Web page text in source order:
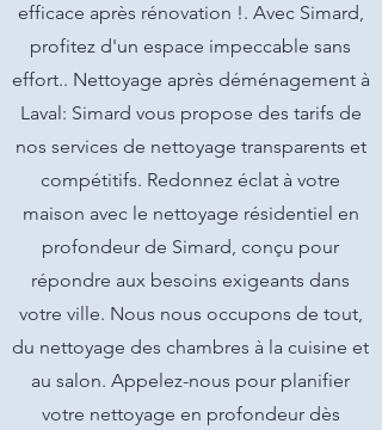
efficace après rénovation !. Avec Simard,
profitez d'un espace impeccable sans
effort.. Nettoyage après déménagement à
Laval: Simard vous propose des tarifs de
nos services de nettoyage transparents et
compétitifs. Redonnez éclat à votre
maison avec le nettoyage résidentiel en
profondeur de Simard, conçu pour
répondre aux besoins exigeants dans
votre ville. Nous nous occupons de tout,
du nettoyage des chambres à la cuisine et
au salon. Appelez-nous pour planifier
votre nettoyage en profondeur dès